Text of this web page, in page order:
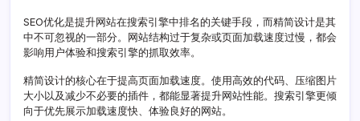
指
南：
设
计
提
SEO优化是提升网站在搜索引擎中排名的关键手段，而精简设计是其
中不可忽视的一部分。网站结构过于复杂或页面加载速度过慢，都会
影响用户体验和搜索引擎的抓取效率。
精简设计的核心在于提高页面加载速度。使用高效的代码、压缩图片
大小以及减少不必要的插件，都能显著提升网站性能。搜索引擎更倾
向于优先展示加载速度快、体验良好的网站。